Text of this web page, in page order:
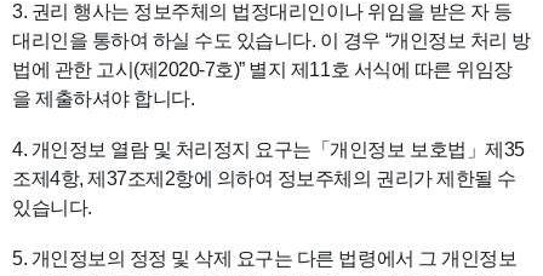
3. 권리 행사는 정보주체의 법정대리인이나 위임을 받은 자 등
대리인을 통하여 하실 수도 있습니다. 이 경우 “개인정보 처리 방
법에 관한 고시(제2020-7호)” 별지 제11호 서식에 따른 위임장
을 제출하셔야 합니다.
4. 개인정보 열람 및 처리정지 요구는「개인정보 보호법」제35
조제4항, 제37조제2항에 의하여 정보주체의 권리가 제한될 수
있습니다.
5. 개인정보의 정정 및 삭제 요구는 다른 법령에서 그 개인정보